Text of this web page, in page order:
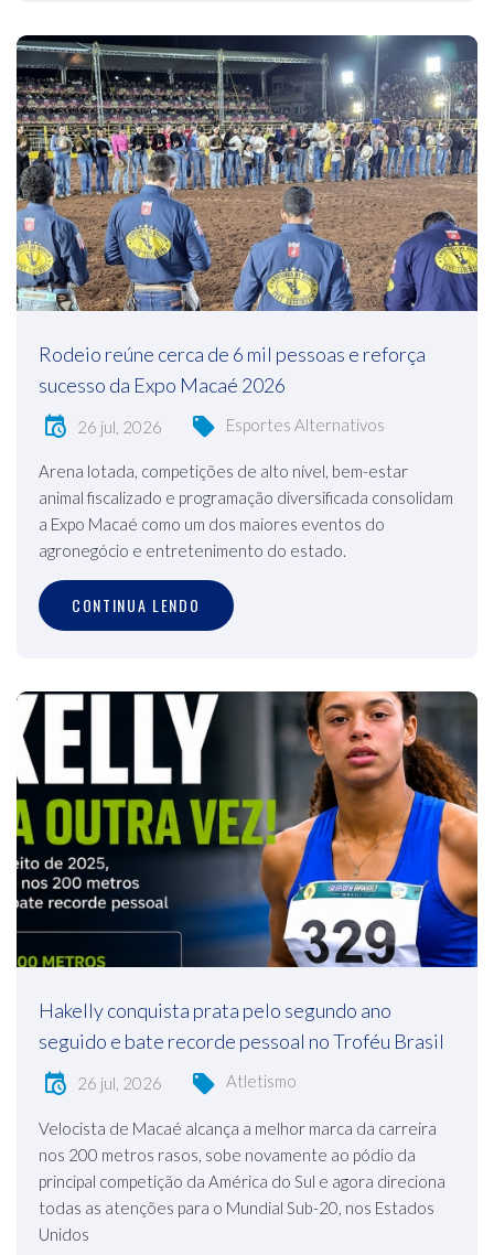
Rodeio reúne cerca de 6 mil pessoas e reforça
sucesso da Expo Macaé 2026
26 jul, 2026 Esportes Alternativos
Arena lotada, competições de alto nível, bem-estar
animal fiscalizado e programação diversificada consolidam
a Expo Macaé como um dos maiores eventos do
agronegócio e entretenimento do estado.
CONTINUA LENDO
Hakelly conquista prata pelo segundo ano
seguido e bate recorde pessoal no Troféu Brasil
26 jul, 2026 Atletismo
Velocista de Macaé alcança a melhor marca da carreira
nos 200 metros rasos, sobe novamente ao pódio da
principal competição da América do Sul e agora direciona
todas as atenções para o Mundial Sub-20, nos Estados
Unidos